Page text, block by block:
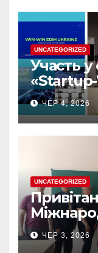
UNCATEGORIZED
Участь у
2026» —
ЧЕР 4, 2026
UNCATEGORIZED
“ЮНІСТЬ
ЧЕР 3, 2026